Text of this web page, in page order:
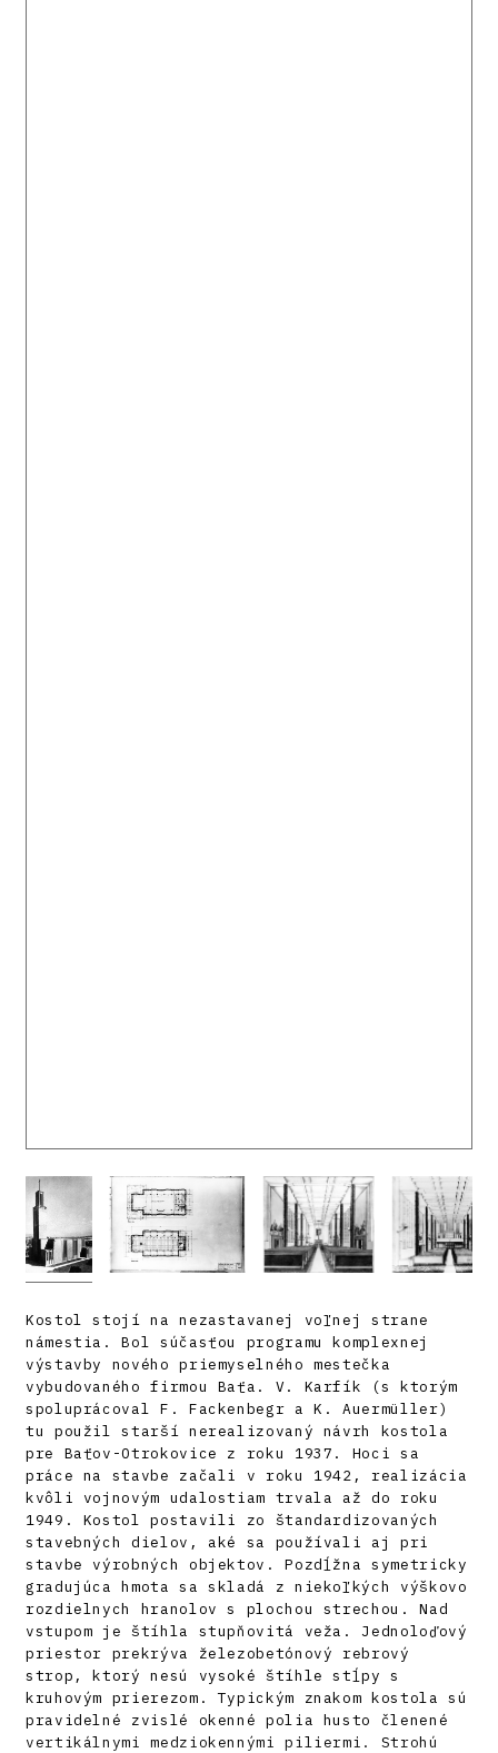
Kostol stojí na nezastavanej voľnej strane
námestia. Bol súčasťou programu komplexnej
výstavby nového priemyselného mestečka
vybudovaného firmou Baťa. V. Karfík (s ktorým
spoluprácoval F. Fackenbegr a K. Auermüller)
tu použil starší nerealizovaný návrh kostola
pre Baťov-Otrokovice z roku 1937. Hoci sa
práce na stavbe začali v roku 1942, realizácia
kvôli vojnovým udalostiam trvala až do roku
1949. Kostol postavili zo štandardizovaných
stavebných dielov, aké sa používali aj pri
stavbe výrobných objektov. Pozdĺžna symetricky
gradujúca hmota sa skladá z niekoľkých výškovo
rozdielnych hranolov s plochou strechou. Nad
vstupom je štíhla stupňovitá veža. Jednoloďový
priestor prekrýva železobetónový rebrový
strop, ktorý nesú vysoké štíhle stĺpy s
kruhovým prierezom. Typickým znakom kostola sú
pravidelné zvislé okenné polia husto členené
vertikálnymi medziokennými piliermi. Strohú